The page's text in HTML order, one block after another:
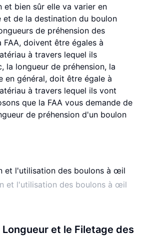
et bien sûr elle va varier en
de la destination du boulon
de préhension des
FAA, doivent être égales à
à travers lequel ils
la longueur de préhension, la
en général, doit être égale à
à travers lequel ils vont
que la FAA vous demande de
de préhension d'un boulon
et l'utilisation des boulons à œil
et le Filetage des